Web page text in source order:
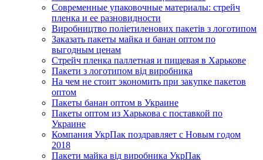
Современные упаковочные материалы: стрейч
пленка и ее разновидности
Виробництво поліетиленових пакетів з логотипом
Заказать пакеты майка и банан оптом по
выгодным ценам
Стрейч пленка паллетная и пищевая в Харькове
Пакети з логотипом від виробника
На чем не стоит экономить при закупке пакетов
оптом
Пакеты банан оптом в Украине
Пакеты оптом из Харькова с поставкой по
Украине
Компания УкрПак поздравляет с Новым годом
2018
Пакети майка від виробника УкрПак